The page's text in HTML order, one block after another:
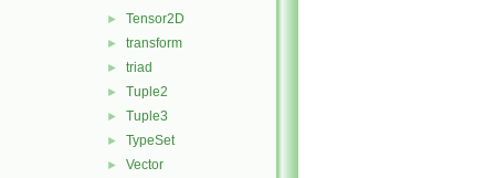
► Tensor2D
► transform
► triad
► Tuple2
► Tuple3
► TypeSet
► Vector